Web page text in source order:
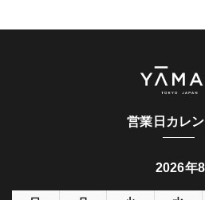
営業日カレ
2026年